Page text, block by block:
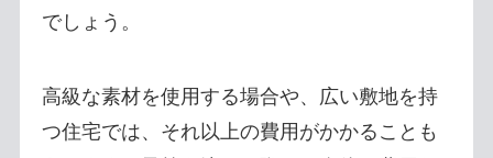
でしょう。
高級な素材を使用する場合や、広い敷地を持
つ住宅では、それ以上の費用がかかることも